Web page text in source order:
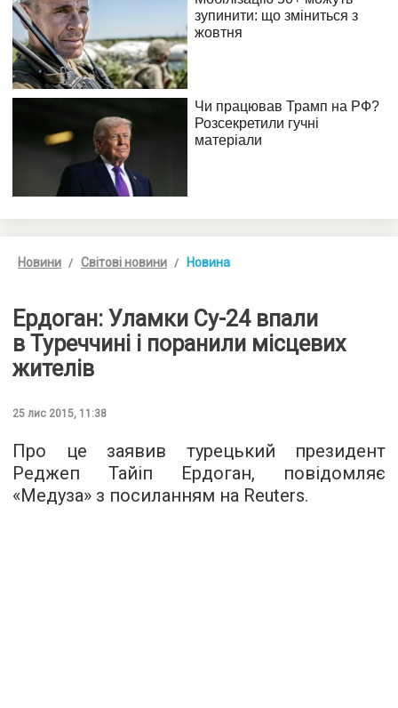
Новини Світові новини Новина
Ердоган: Уламки Су-24 впали
в Туреччині і поранили місцевих
жителів
25 лис 2015, 11:38
Про це заявив турецький президент
Реджеп Тайіп Ердоган, повідомляє
«Медуза» з посиланням на Reuters.